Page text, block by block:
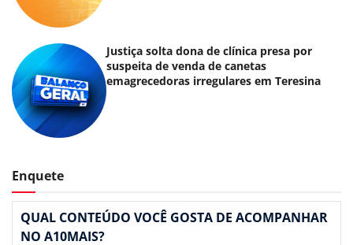
Justiça solta dona de clínica presa por
suspeita de venda de canetas
emagrecedoras irregulares em Teresina
Enquete
QUAL CONTEÚDO VOCÊ GOSTA DE ACOMPANHAR
NO A10MAIS?